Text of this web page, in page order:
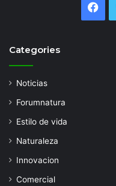
Categories
Noticias
Forumnatura
Estilo de vida
Naturaleza
Innovacion
Comercial